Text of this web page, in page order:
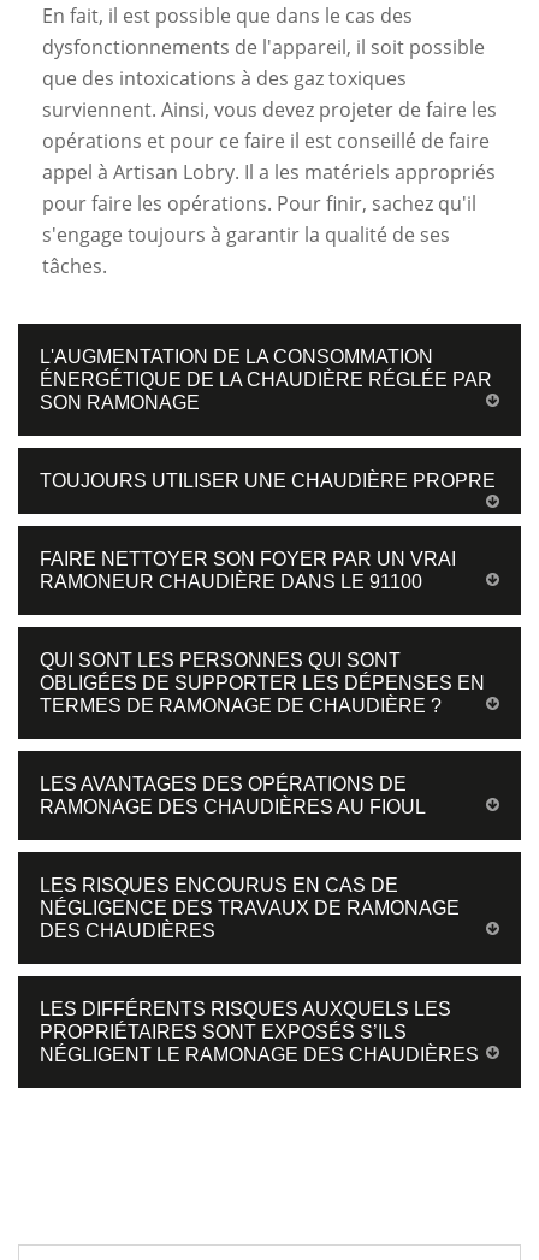
En fait, il est possible que dans le cas des
dysfonctionnements de l'appareil, il soit possible
que des intoxications à des gaz toxiques
surviennent. Ainsi, vous devez projeter de faire les
opérations et pour ce faire il est conseillé de faire
appel à Artisan Lobry. Il a les matériels appropriés
pour faire les opérations. Pour finir, sachez qu'il
s'engage toujours à garantir la qualité de ses
tâches.
L'AUGMENTATION DE LA CONSOMMATION
ÉNERGÉTIQUE DE LA CHAUDIÈRE RÉGLÉE PAR
SON RAMONAGE
TOUJOURS UTILISER UNE CHAUDIÈRE PROPRE
FAIRE NETTOYER SON FOYER PAR UN VRAI
RAMONEUR CHAUDIÈRE DANS LE 91100
QUI SONT LES PERSONNES QUI SONT
OBLIGÉES DE SUPPORTER LES DÉPENSES EN
TERMES DE RAMONAGE DE CHAUDIÈRE ?
LES AVANTAGES DES OPÉRATIONS DE
RAMONAGE DES CHAUDIÈRES AU FIOUL
LES RISQUES ENCOURUS EN CAS DE
NÉGLIGENCE DES TRAVAUX DE RAMONAGE
DES CHAUDIÈRES
LES DIFFÉRENTS RISQUES AUXQUELS LES
PROPRIÉTAIRES SONT EXPOSÉS S’ILS
NÉGLIGENT LE RAMONAGE DES CHAUDIÈRES